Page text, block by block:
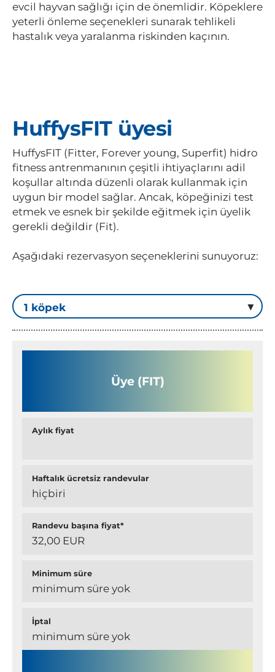
evcil hayvan sağlığı için de önemlidir. Köpeklere
yeterli önleme seçenekleri sunarak tehlikeli
hastalık veya yaralanma riskinden kaçının.
HuffysFIT üyesi
HuffysFIT (Fitter, Forever young, Superfit) hidro
fitness antrenmanının çeşitli ihtiyaçlarını adil
koşullar altında düzenli olarak kullanmak için
uygun bir model sağlar. Ancak, köpeğinizi test
etmek ve esnek bir şekilde eğitmek için üyelik
gerekli değildir (Fit).
Aşağıdaki rezervasyon seçeneklerini sunuyoruz:
Üye (FIT)
Aylık fiyat
Haftalık ücretsiz randevular
hiçbiri
Randevu başına fiyat*
32,00 EUR
Minimum süre
minimum süre yok
İptal
minimum süre yok